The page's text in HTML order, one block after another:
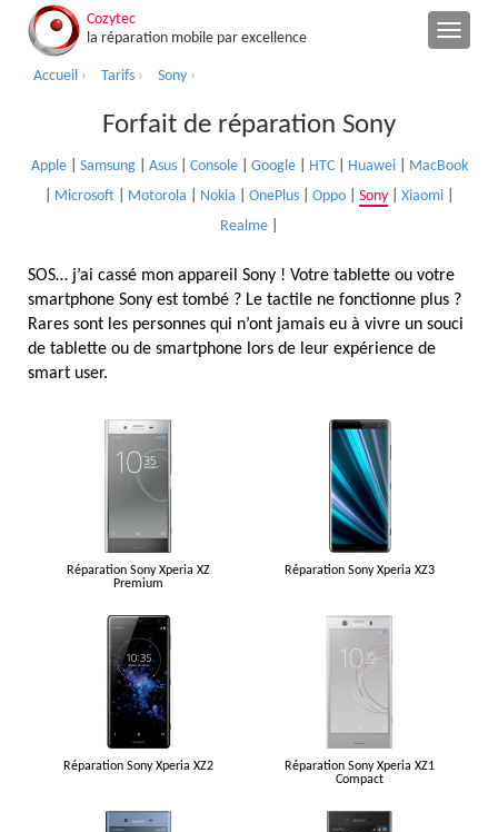
Cozytec
la réparation mobile par excellence
Accueil › Tarifs › Sony ›
Forfait de réparation Sony
Apple| Samsung| Asus| Console| Google| HTC| Huawei| MacBook
Microsoft Motorola Nokia OnePlus Oppo Sony Xiaomi
Realme
SOS… j’ai cassé mon appareil Sony ! Votre tablette ou votre
smartphone Sony est tombé ? Le tactile ne fonctionne plus ?
Rares sont les personnes qui n’ont jamais eu à vivre un souci
de tablette ou de smartphone lors de leur expérience de
smart user.
Réparation Sony Xperia XZ
Premium
Réparation Sony Xperia XZ3
Réparation Sony Xperia XZ2
Réparation Sony Xperia XZ1
Compact